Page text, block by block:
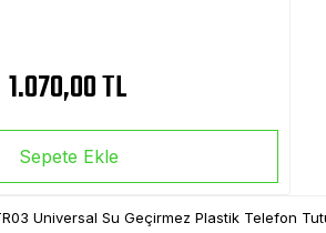
1.070,00 TL
Sepete Ekle